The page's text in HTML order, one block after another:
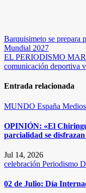
Navegación
de
entradas
Barquisimeto se prepara
Mundial 2027
EL PERIODISMO
comunicación deportiva
Entrada relacionada
MUNDO España
OPINIÓN: «El
parcialidad se
Jul 14, 2026
celebración Periodismo
02 de Julio: Día